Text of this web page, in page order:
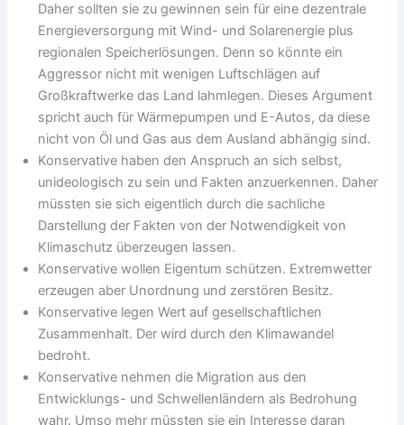
Daher sollten sie zu gewinnen sein für eine dezentrale
Energieversorgung mit Wind- und Solarenergie plus
regionalen Speicherlösungen. Denn so könnte ein
Aggressor nicht mit wenigen Luftschlägen auf
Großkraftwerke das Land lahmlegen. Dieses Argument
spricht auch für Wärmepumpen und E-Autos, da diese
nicht von Öl und Gas aus dem Ausland abhängig sind.
Konservative haben den Anspruch an sich selbst,
unideologisch zu sein und Fakten anzuerkennen. Daher
müssten sie sich eigentlich durch die sachliche
Darstellung der Fakten von der Notwendigkeit von
Klimaschutz überzeugen lassen.
Konservative wollen Eigentum schützen. Extremwetter
erzeugen aber Unordnung und zerstören Besitz.
Konservative legen Wert auf gesellschaftlichen
Zusammenhalt. Der wird durch den Klimawandel
bedroht.
Konservative nehmen die Migration aus den
Entwicklungs- und Schwellenländern als Bedrohung
wahr. Umso mehr müssten sie ein Interesse daran